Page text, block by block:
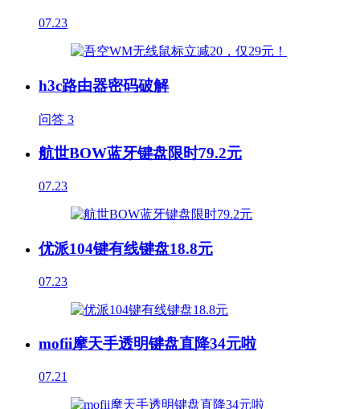
07.23
h3c路由器密码破解
问答 3
航世BOW蓝牙键盘限时79.2元
07.23
优派104键有线键盘18.8元
07.23
mofii摩天手透明键盘直降34元啦
07.21